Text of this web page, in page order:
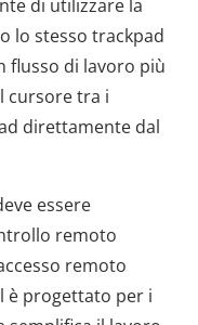
di utilizzare la
lo stesso trackpad
flusso di lavoro più
cursore tra i
direttamente dal
essere
remoto
remoto
è progettato per i